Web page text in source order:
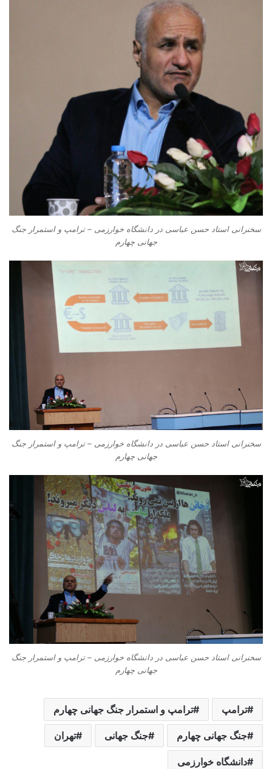
سخنرانی استاد حسن عباسی در دانشگاه خوارزمی – ترامپ و استمرار جنگ
جهانی چهارم
سخنرانی استاد حسن عباسی در دانشگاه خوارزمی – ترامپ و استمرار جنگ
جهانی چهارم
سخنرانی استاد حسن عباسی در دانشگاه خوارزمی – ترامپ و استمرار جنگ
جهانی چهارم
ترامپ ترامپ و استمرار جنگ جهانی چهارم
جنگ جهانی چهارم جنگ جهانی تهران
دانشگاه خوارزمی